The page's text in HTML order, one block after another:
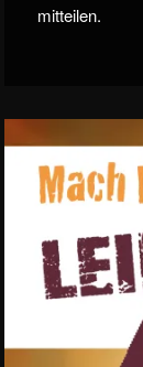
mitteilen.